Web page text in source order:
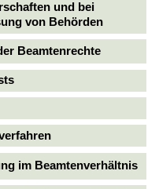
und bei
von Behörden
Beamtenrechte
im Beamtenverhältnis